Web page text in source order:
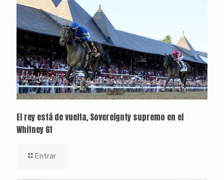
El rey está de vuelta, Sovereignty supremo en el
Whitney G1
Entrar